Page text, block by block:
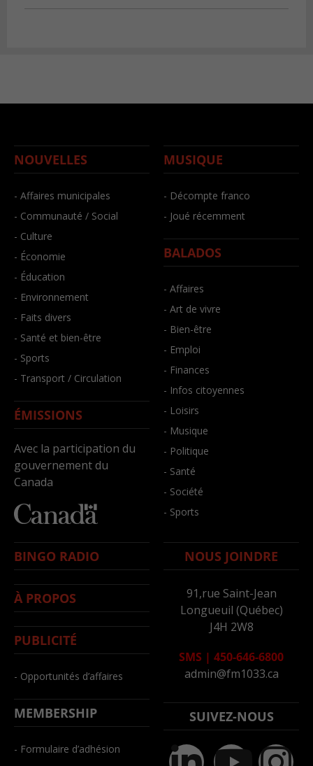
NOUVELLES
- Affaires municipales
- Communauté / Social
- Culture
- Économie
- Éducation
- Environnement
- Faits divers
- Santé et bien-être
- Sports
- Transport / Circulation
ÉMISSIONS
Avec la participation du
gouvernement du
Canada
MUSIQUE
- Décompte franco
- Joué récemment
BALADOS
- Affaires
- Art de vivre
- Bien-être
- Emploi
- Finances
- Infos citoyennes
- Loisirs
- Musique
- Politique
- Santé
- Société
- Sports
BINGO RADIO
À PROPOS
PUBLICITÉ
- Opportunités d’affaires
MEMBERSHIP
- Formulaire d’adhésion
NOUS JOINDRE
91,rue Saint-Jean
Longueuil (Québec)
J4H 2W8
SMS | 450-646-6800
admin@fm1033.ca
SUIVEZ-NOUS